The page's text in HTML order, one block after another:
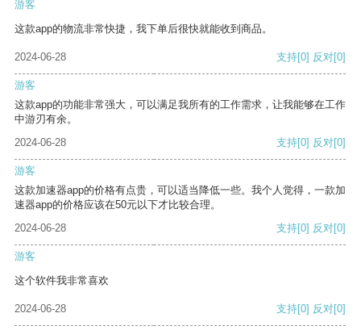
游客
这款app的物流非常快捷，我下单后很快就能收到商品。
2024-06-28 支持[0] 反对[0]
游客
这款app的功能非常强大，可以满足我所有的工作需求，让我能够在工作
中游刃有余。
2024-06-28
支持[0] 反对[0]
游客
这款加速器app的价格有点贵，可以适当降低一些。我个人觉得，一款加
速器app的价格应该在50元以下才比较合理。
2024-06-28
支持[0] 反对[0]
游客
这个软件我非常喜欢
2024-06-28 支持[0] 反对[0]